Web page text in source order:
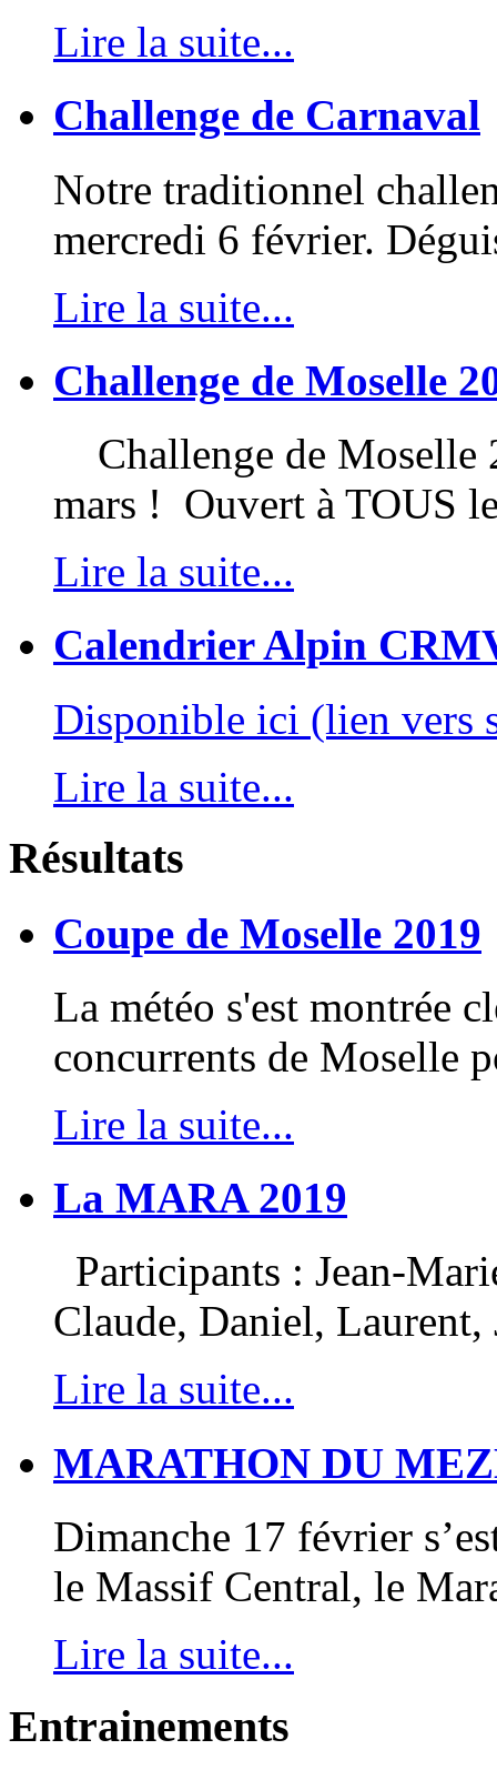
Lire la suite...
Challenge de Carnaval
Notre traditionnel
mercredi 6 février.
Lire la suite...
Challenge de Moselle
Challenge de Moselle
mars ! Ouvert à TOUS
Lire la suite...
Calendrier Alpin
Disponible ici (lien vers
Lire la suite...
Résultats
Coupe de Moselle 2019
La météo s'est montrée
concurrents de Moselle
Lire la suite...
La MARA 2019
Participants : Jean-
Claude, Daniel,
Lire la suite...
MARATHON DU
Dimanche 17 février
le Massif Central, le
Lire la suite...
Entrainements